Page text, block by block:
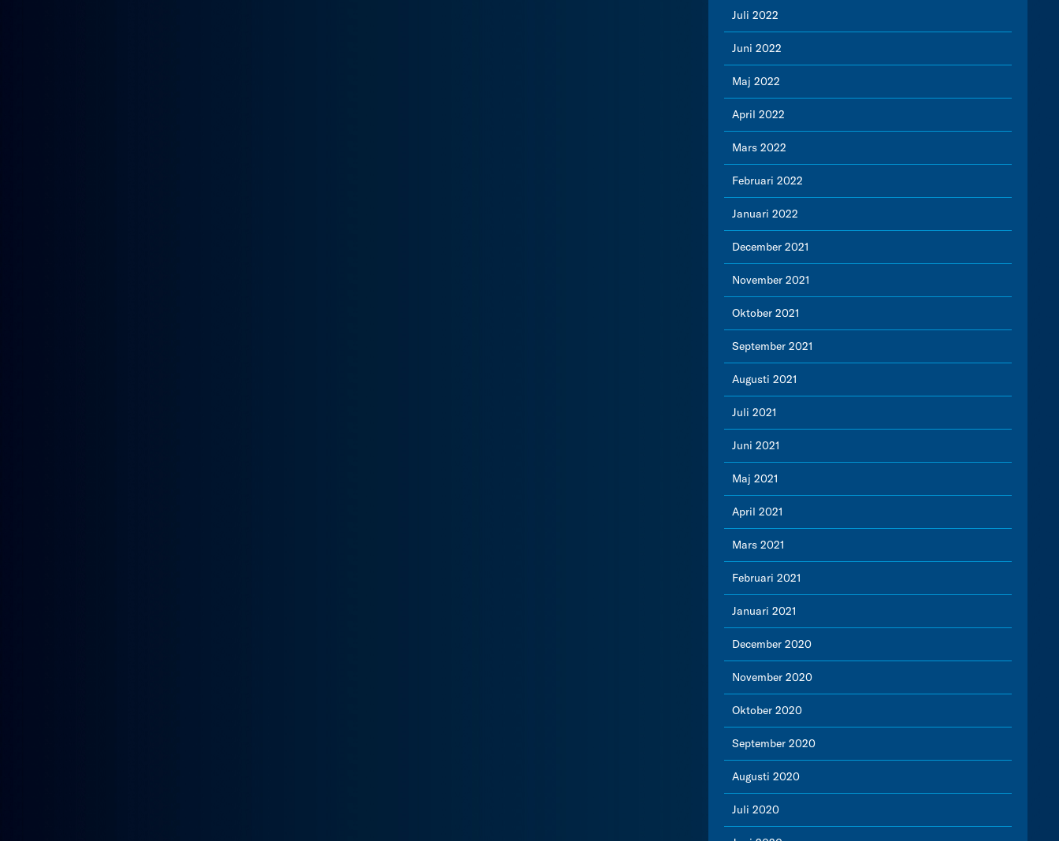
Juli 2022
Juni 2022
Maj 2022
April 2022
Mars 2022
Februari 2022
Januari 2022
December 2021
November 2021
Oktober 2021
September 2021
Augusti 2021
Juli 2021
Juni 2021
Maj 2021
April 2021
Mars 2021
Februari 2021
Januari 2021
December 2020
November 2020
Oktober 2020
September 2020
Augusti 2020
Juli 2020